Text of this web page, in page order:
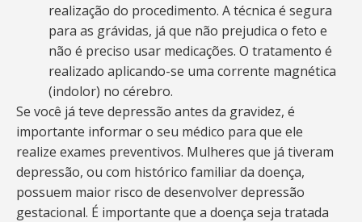
realização do procedimento. A técnica é segura
para as grávidas, já que não prejudica o feto e
não é preciso usar medicações. O tratamento é
realizado aplicando-se uma corrente magnética
(indolor) no cérebro.
Se você já teve depressão antes da gravidez, é
importante informar o seu médico para que ele
realize exames preventivos. Mulheres que já tiveram
depressão, ou com histórico familiar da doença,
possuem maior risco de desenvolver depressão
gestacional. É importante que a doença seja tratada